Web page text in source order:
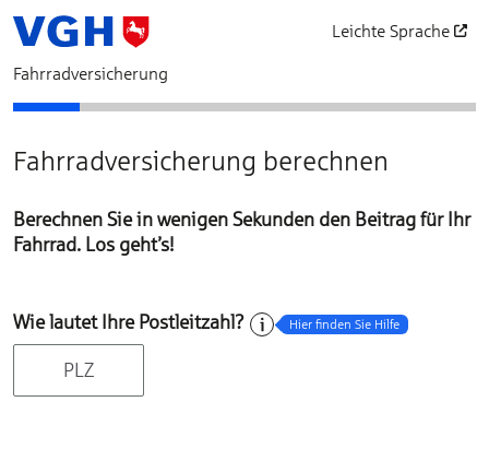
Leichte Sprache
Fahrradversicherung
PLZ & Fahrzeug
Ihr AngebotPersönliche Daten
Vorversicherung
Zahlung und
Fahrradversicherung berechnen
Berechnen Sie in wenigen Sekunden den Beitrag für Ihr
Fahrrad. Los geht’s!
Wie lautet Ihre Postleitzahl? Hier finden Sie Hilfe